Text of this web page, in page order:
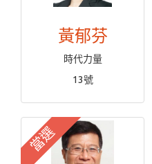
黃郁芬
時代力量
13號
當選